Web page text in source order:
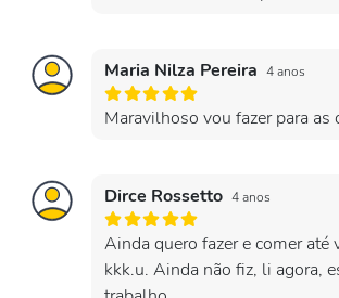
Maria Nilza Pereira 4 anos
Maravilhoso vou fazer para as
Dirce Rossetto 4 anos
Ainda quero fazer e comer até
kkk.u. Ainda não fiz, li agora,